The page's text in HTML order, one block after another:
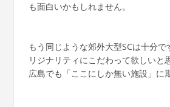
も面白いかもしれません。
もう同じような郊外大型SCは十分
リジナリティにこだわって欲しいと
広島でも「ここにしか無い施設」に